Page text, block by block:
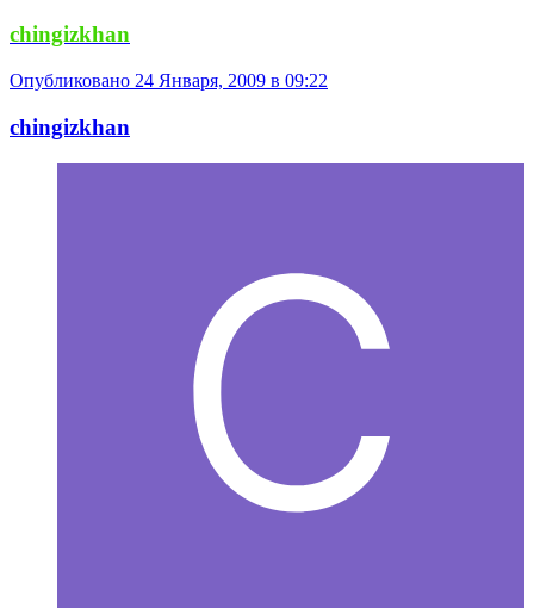
chingizkhan
Опубликовано 24 Января, 2009 в 09:22
chingizkhan